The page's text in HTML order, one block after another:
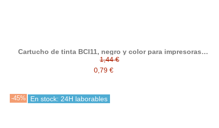
Cartucho de tinta BCI11, negro y color para impresoras
Canon
1,44 €
0,79 €
-45% En stock: 24H laborables